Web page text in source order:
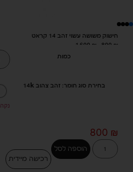
חישוק משושה עשוי זהב 14 קראט
800 ₪
1,600 ₪
כמות
בחירת סוג חומר: זהב צהוב 14k
נקה
800 ₪
הוספה לסל
רכישה מיידית